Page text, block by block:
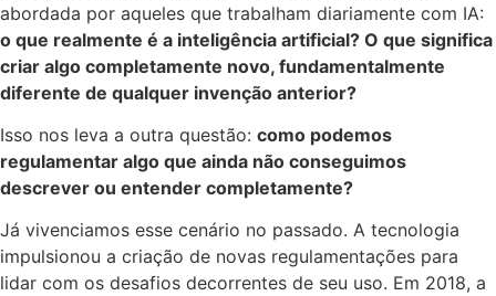
abordada por aqueles que trabalham diariamente com IA:
o que realmente é a inteligência artificial? O que significa
criar algo completamente novo, fundamentalmente
diferente de qualquer invenção anterior?
Isso nos leva a outra questão: como podemos
regulamentar algo que ainda não conseguimos
descrever ou entender completamente?
Já vivenciamos esse cenário no passado. A tecnologia
impulsionou a criação de novas regulamentações para
lidar com os desafios decorrentes de seu uso. Em 2018, a